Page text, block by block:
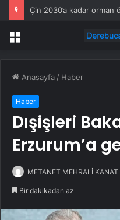
Menü
Anasayfa / Haber
Haber
Dışişleri
Erzurum’a
METANET MEHRALİ KANAT
Bir dakikadan az